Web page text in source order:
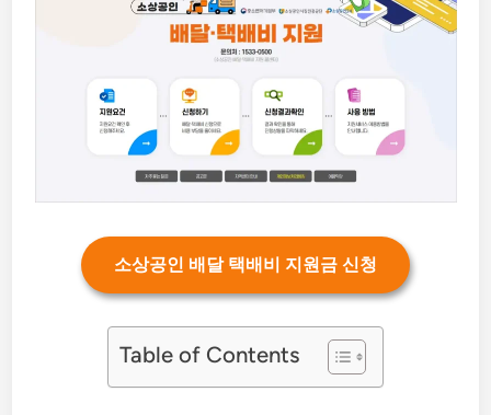
소상공인 배달 택배비 지원금 신청
Table of Contents